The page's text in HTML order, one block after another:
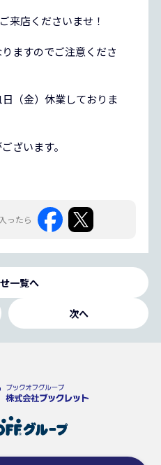
来店くださいませ！
ますのでご注意くださ
（金）休業しておりま
ざいます。
ったら
一覧へ
次へ